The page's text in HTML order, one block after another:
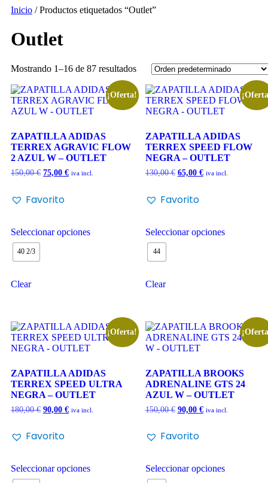
Inicio / Productos etiquetados “Outlet”
Outlet
Mostrando 1–16 de 87 resultados
¡Oferta!
ZAPATILLA ADIDAS
TERREX AGRAVIC FLOW
2 AZUL W – OUTLET
150,00€ 75,00 € iva incl.
Favorito
Seleccionar opciones
40 2/3
Clear
ZAPATILLA ADIDAS
TERREX SPEED FLOW
NEGRA – OUTLET
130,00€ 65,00 € iva incl.
Favorito
Seleccionar opciones
44
Clear
¡Oferta!
ZAPATILLA ADIDAS
TERREX SPEED ULTRA
NEGRA – OUTLET
180,00€ 90,00 € iva incl.
Favorito
Seleccionar opciones
ZAPATILLA BROOKS
ADRENALINE GTS 24
AZUL W – OUTLET
150,00€ 90,00 € iva incl.
Favorito
Seleccionar opciones